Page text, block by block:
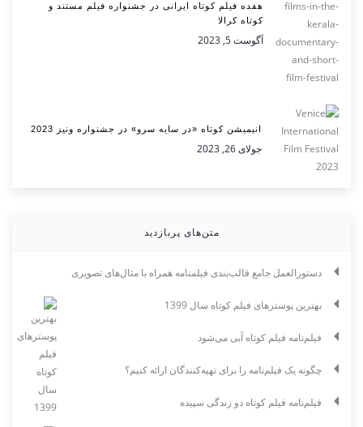
هفده فیلم کوتاه ایرانی در جشنواره فیلم مستند و
کوتاه کرالا
آگوست 5, 2023
انیمیشن کوتاه «در سایه سرو» در جشنواره ونیز 2023
جولای 26, 2023
متن‌های پربازدید
دستورالعمل جامع قالب‌بندی فیلمنامه همراه با مثال‌های تصویری
بهترین پوسترهای فیلم کوتاه سال 1399
فیلم‌نامه فیلم کوتاه آبی می‌شود
چگونه یک فیلم‌نامه را برای تهیه‌کنندگان ارائه کنیم؟
فیلم‌نامه فیلم کوتاه دو زندگی سپیده